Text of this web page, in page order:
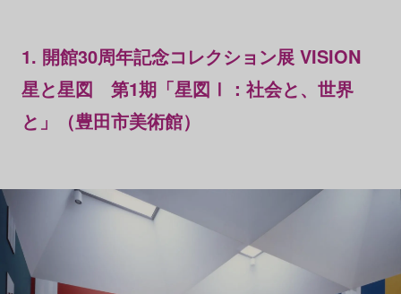
1. 開館30周年記念コレクション展 VISION
星と星図 第1期「星図Ⅰ：社会と、世界
と」（豊田市美術館）